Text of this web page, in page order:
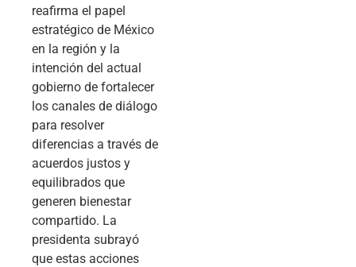
reafirma el papel
estratégico de México
en la región y la
intención del actual
gobierno de fortalecer
los canales de diálogo
para resolver
diferencias a través de
acuerdos justos y
equilibrados que
generen bienestar
compartido. La
presidenta subrayó
que estas acciones